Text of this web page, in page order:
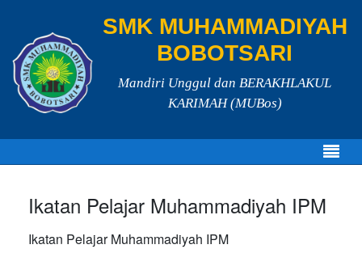
SMK MUHAMMADIYAH
BOBOTSARI
Mandiri Unggul dan BERAKHLAKUL
KARIMAH (MUBos)
Ikatan Pelajar Muhammadiyah IPM
Ikatan Pelajar Muhammadiyah IPM